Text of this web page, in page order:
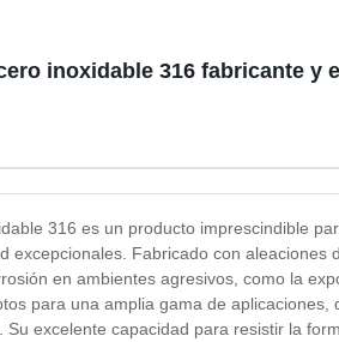
inoxidable 316 fabricante y
316 es un producto imprescindible
excepcionales. Fabricado con
en ambientes agresivos, como la
para una amplia gama de
Su excelente capacidad para resistir la